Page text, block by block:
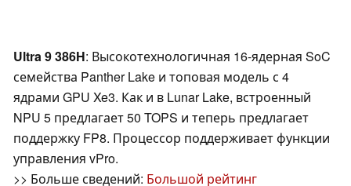
Ultra 9 386H: Высокотехнологичная 16-ядерная SoC
семейства Panther Lake и топовая модель с 4
ядрами GPU Xe3. Как и в Lunar Lake, встроенный
NPU 5 предлагает 50 TOPS и теперь предлагает
поддержку FP8. Процессор поддерживает функции
управления vPro.
>> Больше сведений: Большой рейтинг